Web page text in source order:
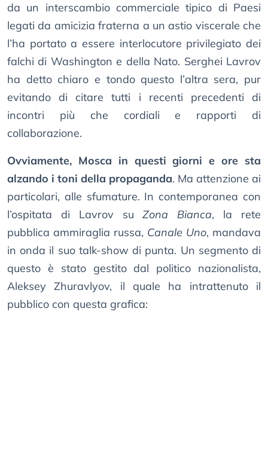
da un interscambio commerciale tipico di Paesi
legati da amicizia fraterna a un astio viscerale che
l’ha portato a essere interlocutore privilegiato dei
falchi di Washington e della Nato. Serghei Lavrov
ha detto chiaro e tondo questo l’altra sera, pur
evitando di citare tutti i recenti precedenti di
incontri più che cordiali e rapporti di
collaborazione.
Ovviamente, Mosca in questi giorni e ore sta
alzando i toni della propaganda. Ma attenzione ai
particolari, alle sfumature. In contemporanea con
l’ospitata di Lavrov suZona Bianca, la rete
pubblica ammiraglia russa, Canale Uno, mandava
in onda il suo talk-show di punta. Un segmento di
questo è stato gestito dal politico nazionalista,
Aleksey Zhuravlyov, il quale ha intrattenuto il
pubblico con questa grafica: